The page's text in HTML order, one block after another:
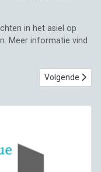
in het asiel op
Meer informatie vind
voor Jade, Johnny,
Volgende
Volgende